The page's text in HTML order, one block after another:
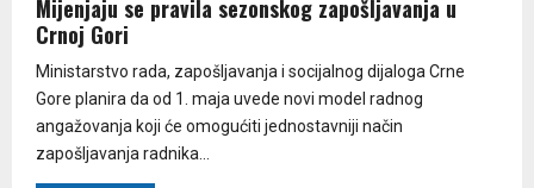
Mijenjaju se pravila sezonskog zapošljavanja u
Crnoj Gori
Ministarstvo rada, zapošljavanja i socijalnog dijaloga Crne
Gore planira da od 1. maja uvede novi model radnog
angažovanja koji će omogućiti jednostavniji način
zapošljavanja radnika...